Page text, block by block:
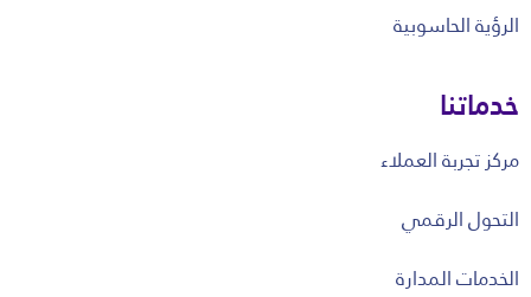
الرؤية الحاسوبية
خدماتنا
مركز تجربة العملاء
التحول الرقمي
الخدمات المدارة